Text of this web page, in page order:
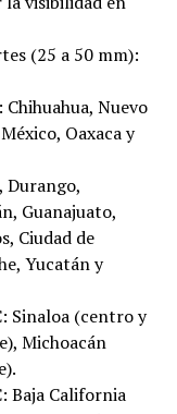
(25 a 50 mm):
Nuevo
Oaxaca y
Durango,
Guanajuato,
Ciudad de
Yucatán y
Sinaloa (centro y
Michoacán
Baja California